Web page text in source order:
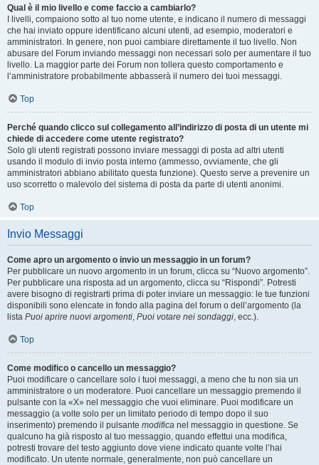
Qual è il mio livello e come faccio a cambiarlo?
I livelli, compaiono sotto al tuo nome utente, e indicano il numero di messaggi
che hai inviato oppure identificano alcuni utenti, ad esempio, moderatori e
amministratori. In genere, non puoi cambiare direttamente il tuo livello. Non
abusare del Forum inviando messaggi non necessari solo per aumentare il tuo
livello. La maggior parte dei Forum non tollera questo comportamento e
l’amministratore probabilmente abbasserà il numero dei tuoi messaggi.
Top
Perché quando clicco sul collegamento all’indirizzo di posta di un utente mi
chiede di accedere come utente registrato?
Solo gli utenti registrati possono inviare messaggi di posta ad altri utenti
usando il modulo di invio posta interno (ammesso, ovviamente, che gli
amministratori abbiano abilitato questa funzione). Questo serve a prevenire un
uso scorretto o malevolo del sistema di posta da parte di utenti anonimi.
Top
Invio Messaggi
Come apro un argomento o invio un messaggio in un forum?
Per pubblicare un nuovo argomento in un forum, clicca su “Nuovo argomento”.
Per pubblicare una risposta ad un argomento, clicca su “Rispondi”. Potresti
avere bisogno di registrarti prima di poter inviare un messaggio: le tue funzioni
disponibili sono elencate in fondo alla pagina del forum o dell’argomento (la
lista Puoi aprire nuovi argomenti, Puoi votare nei sondaggi, ecc.).
Top
Come modifico o cancello un messaggio?
Puoi modificare o cancellare solo i tuoi messaggi, a meno che tu non sia un
amministratore o un moderatore. Puoi cancellare un messaggio premendo il
pulsante con la «X» nel messaggio che vuoi eliminare. Puoi modificare un
messaggio (a volte solo per un limitato periodo di tempo dopo il suo
inserimento) premendo il pulsante modifica nel messaggio in questione. Se
qualcuno ha già risposto al tuo messaggio, quando effettui una modifica,
potresti trovare del testo aggiunto dove viene indicato quante volte l’hai
modificato. Un utente normale, generalmente, non può cancellare un